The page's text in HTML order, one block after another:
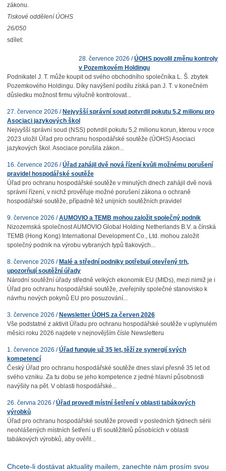
zákonu.
Tiskové oddělení ÚOHS
26/050
sdílet:
28. července 2026 /ÚOHS povolil změnu kontroly
v Pozemkovém Holdingu
Podnikatel J. T. může koupit od svého obchodního společníka L. Š. zbytek
Pozemkového Holdingu. Díky navýšení podílu získá pan J. T. v konečném
důsledku možnost firmu výlučně kontrolovat...
27. července 2026 / Nejvyšší správní soud potvrdil pokutu 5,2 milionu pro
Asociaci jazykových škol
Nejvyšší správní soud (NSS) potvrdil pokutu 5,2 milionu korun, kterou v roce
2023 uložil Úřad pro ochranu hospodářské soutěže (ÚOHS) Asociaci
jazykových škol. Asociace porušila zákon...
16. července 2026 /Úřad zahájil dvě nová řízení kvůli možnému porušení
pravidel hospodářské soutěže
Úřad pro ochranu hospodářské soutěže v minulých dnech zahájil dvě nová
správní řízení, v nichž prověřuje možné porušení zákona o ochraně
hospodářské soutěže, případně též unijních soutěžních pravidel
9. července 2026 /AUMOVIO a TEMB mohou založit společný podnik
Nizozemská společnost AUMOVIO Global Holding Netherlands B.V. a čínská
TEMB (Hong Kong) International Development Co., Ltd. mohou založit
společný podnik na výrobu vybraných typů tlakových...
8. července 2026 / Malé a střední podniky potřebují otevřený trh,
upozorňují soutěžní úřady
Národní soutěžní úřady středně velkých ekonomik EU (MIDs), mezi nimiž je i
Úřad pro ochranu hospodářské soutěže, zveřejnily společné stanovisko k
návrhu nových pokynů EU pro posuzování...
3. července 2026 / Newsletter ÚOHS za červen 2026
Vše podstatné z aktivit Úřadu pro ochranu hospodářské soutěže v uplynulém
měsíci roku 2026 najdete v nejnovějším čísle Newsletteru
1. července 2026 /Úřad funguje už 35 let, těží ze synergií svých
kompetencí
Český Úřad pro ochranu hospodářské soutěže dnes slaví přesně 35 let od
svého vzniku. Za tu dobu se jeho kompetence z jedné hlavní působnosti
navýšily na pět. V oblasti hospodářské...
26. června 2026 /Úřad provedl místní šetření v oblasti tabákových
výrobků
Úřad pro ochranu hospodářské soutěže provedl v posledních týdnech sérii
neohlášených místních šetření u tří soutěžitelů působících v oblasti
tabákových výrobků, aby ověřil...
Chcete-li dostávat aktuality mailem, zanechte nám prosím svou